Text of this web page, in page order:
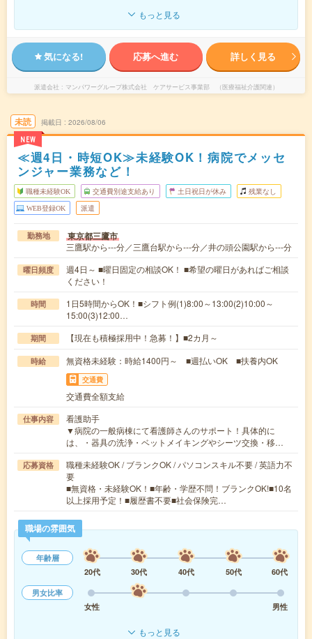
もっと見る
気になる! 応募へ進む 詳しく見る
派遣会社 マンパワーグループ株式会社 ケアサービス事業部 （医療福祉介護関連）
未読
NEW
掲載日 2026/08/06
≪週4日・時短OK≫未経験OK！病院でメッセ
ンジャー業務など！
職種未経験OK 交通費別途支給あり 土日祝日が休み 残業なし
WEB登録OK 派遣
勤務地 東京都三鷹市
三鷹駅から---分／三鷹台駅から---分／井の頭公園駅から---分
曜日頻度
週4日～ ■曜日固定の相談OK！ ■希望の曜日があればご相談
ください！
時間
1日5時間からOK！■シフト例(1)8:00～13:00(2)10:00～
15:00(3)12:00…
期間 【現在も積極採用中！急募！】■2カ月～
時給 無資格未経験：時給1400円～ ■週払いOK ■扶養内OK
交通費
交通費全額支給
仕事内容
看護助手
▼病院の一般病棟にて看護師さんのサポート！具体的に
は、・器具の洗浄・ベットメイキングやシーツ交換・移…
応募資格
職種未経験OK / ブランクOK / パソコンスキル不要 / 英語力不
要
■無資格・未経験OK！■年齢・学歴不問！ブランクOK!■10名
以上採用予定！■履歴書不要■社会保険完…
職場の雰囲気
年齢層
20代
30代 40代 50代
60代
男女比率
女性
男性
もっと見る